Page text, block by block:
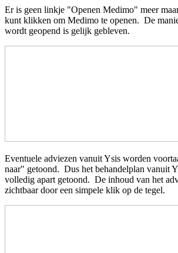
Er is geen linkje "Openen Medimo" meer
kunt klikken om Medimo te openen. De
wordt geopend is gelijk gebleven.
Eventuele adviezen vanuit Ysis worden
naar" getoond. Dus het behandelplan vanuit
volledig apart getoond. De inhoud van het
zichtbaar door een simpele klik op de tegel.